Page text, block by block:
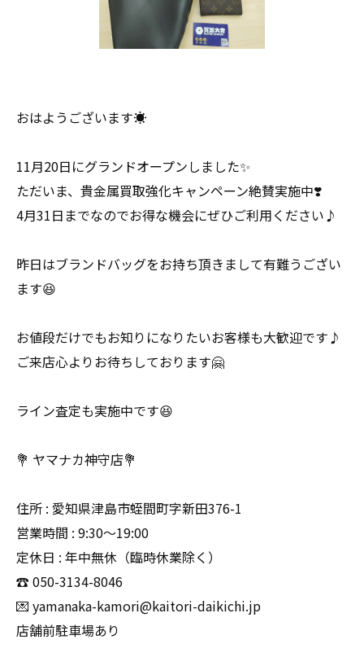
おはようございます☀
11月20日にグランドオープンしました✨
ただいま、貴金属買取強化キャンペーン絶賛実施中❣️
4月31日までなのでお得な機会にぜひご利用ください♪
昨日はブランドバッグをお持ち頂きまして有難うござい
ます😆
お値段だけでもお知りになりたいお客様も大歓迎です♪
ご来店心よりお待ちしております🤗
ライン査定も実施中です😆
💐 ヤマナカ神守店💐
住所 : 愛知県津島市蛭間町字新田376-1
営業時間 : 9:30〜19:00
定休日 : 年中無休（臨時休業除く）
☎️ 050-3134-8046
💌 yamanaka-kamori@kaitori-daikichi.jp
店舗前駐車場あり